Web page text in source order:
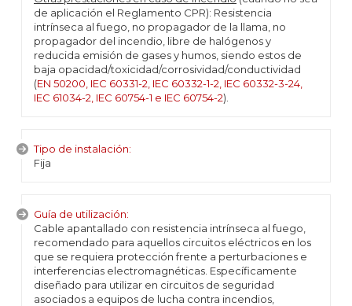
de aplicación el Reglamento CPR): Resistencia
intrínseca al fuego, no propagador de la llama, no
propagador del incendio, libre de halógenos y
reducida emisión de gases y humos, siendo estos de
baja opacidad/toxicidad/corrosividad/conductividad
(EN 50200, IEC 60331-2, IEC 60332-1-2, IEC 60332-3-24,
IEC 61034-2, IEC 60754-1 e IEC 60754-2).
Tipo de instalación:
Fija
Guía de utilización:
Cable apantallado con resistencia intrínseca al fuego,
recomendado para aquellos circuitos eléctricos en los
que se requiera protección frente a perturbaciones e
interferencias electromagnéticas. Específicamente
diseñado para utilizar en circuitos de seguridad
asociados a equipos de lucha contra incendios,